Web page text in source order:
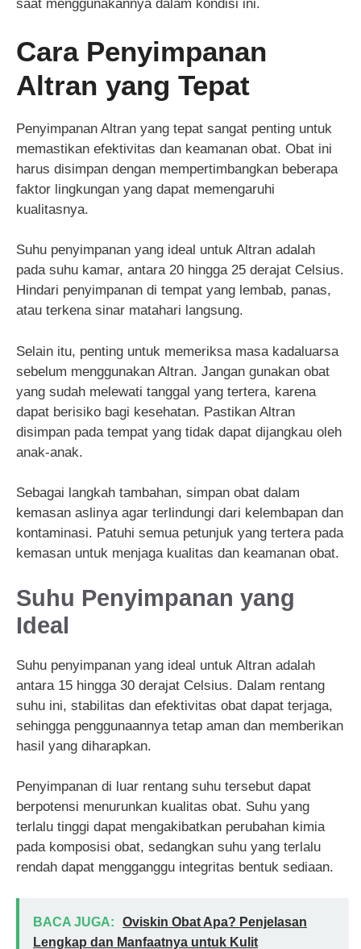
saat menggunakannya dalam kondisi ini.
Cara Penyimpanan
Altran yang Tepat
Penyimpanan Altran yang tepat sangat penting untuk
memastikan efektivitas dan keamanan obat. Obat ini
harus disimpan dengan mempertimbangkan beberapa
faktor lingkungan yang dapat memengaruhi
kualitasnya.
Suhu penyimpanan yang ideal untuk Altran adalah
pada suhu kamar, antara 20 hingga 25 derajat Celsius.
Hindari penyimpanan di tempat yang lembab, panas,
atau terkena sinar matahari langsung.
Selain itu, penting untuk memeriksa masa kadaluarsa
sebelum menggunakan Altran. Jangan gunakan obat
yang sudah melewati tanggal yang tertera, karena
dapat berisiko bagi kesehatan. Pastikan Altran
disimpan pada tempat yang tidak dapat dijangkau oleh
anak-anak.
Sebagai langkah tambahan, simpan obat dalam
kemasan aslinya agar terlindungi dari kelembapan dan
kontaminasi. Patuhi semua petunjuk yang tertera pada
kemasan untuk menjaga kualitas dan keamanan obat.
Suhu Penyimpanan yang
Ideal
Suhu penyimpanan yang ideal untuk Altran adalah
antara 15 hingga 30 derajat Celsius. Dalam rentang
suhu ini, stabilitas dan efektivitas obat dapat terjaga,
sehingga penggunaannya tetap aman dan memberikan
hasil yang diharapkan.
Penyimpanan di luar rentang suhu tersebut dapat
berpotensi menurunkan kualitas obat. Suhu yang
terlalu tinggi dapat mengakibatkan perubahan kimia
pada komposisi obat, sedangkan suhu yang terlalu
rendah dapat mengganggu integritas bentuk sediaan.
BACA JUGA:
Oviskin Obat Apa? Penjelasan
Lengkap dan Manfaatnya untuk Kulit